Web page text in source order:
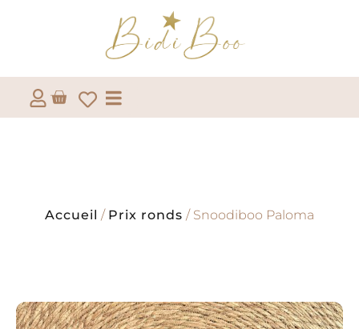
Accueil / Prix ronds / Snoodiboo Paloma